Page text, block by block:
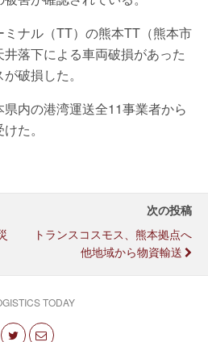
ミナル（TT）の熊本TT（熊本市
落下による車両破損があった
破損した。
内の港湾運送全11事業者から
た。
次の投稿
トランスコスモス、熊本拠点へ
他地域から物資輸送
TODAY